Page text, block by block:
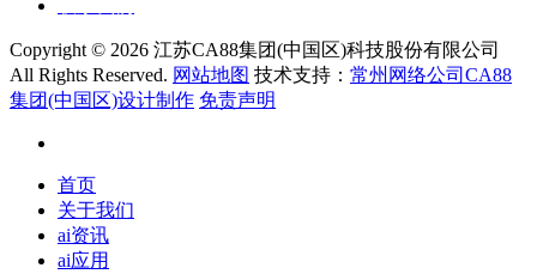
Copyright © 2026 江苏CA88集团(中国区)科技股份有限公司
All Rights Reserved. 网站地图 技术支持： 常州网络公司CA88
集团(中国区)设计制作 免责声明
首页
关于我们
ai资讯
ai应用